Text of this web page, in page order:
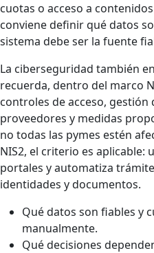
cuotas o acceso a
conviene definir qué datos
sistema debe ser la fuente
La ciberseguridad también
recuerda, dentro del marco
controles de acceso, gestión
proveedores y medidas
no todas las pymes estén
NIS2, el criterio es aplicable:
portales y automatiza
identidades y documentos.
Qué datos son fiables y
manualmente.
Qué decisiones